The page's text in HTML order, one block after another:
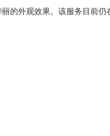
的外观效果。该服务目前仍